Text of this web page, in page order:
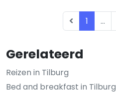
Gerelateerd
Reizen in Tilburg
Bed and breakfast in Tilburg
1 ...